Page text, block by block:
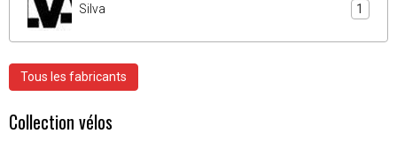
Silva 1
Tous les fabricants
Collection vélos